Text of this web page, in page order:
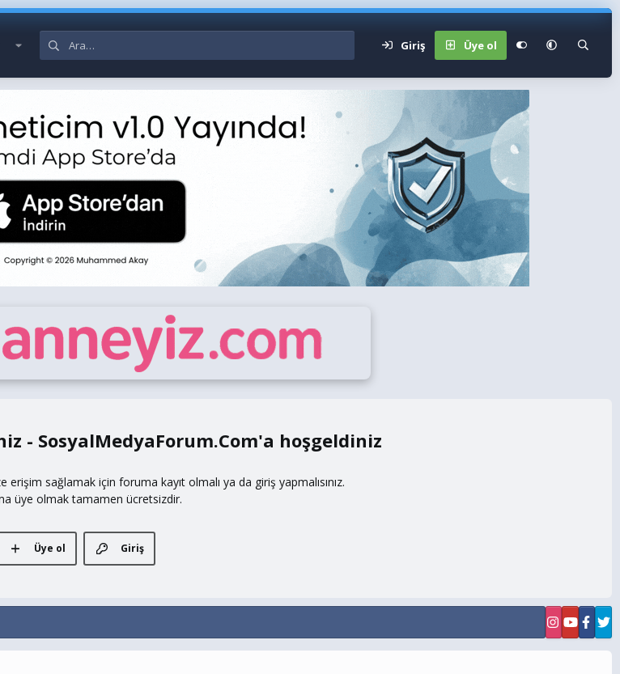
Giriş Üye ol
- SosyalMedyaForum.Com
sağlamak için foruma kayıt olmalı ya da giriş yapmalısınız.
üye olmak tamamen ücretsizdir.
Giriş
Üye ol